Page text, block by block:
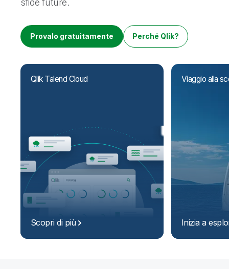
Onboarding
Ultime notizie
Qlik
Talend
sfide future.
Provalo gratuitamente Perché Qlik?
Qlik Talend Cloud
Scopri di più
Viaggio alla
Inizia a